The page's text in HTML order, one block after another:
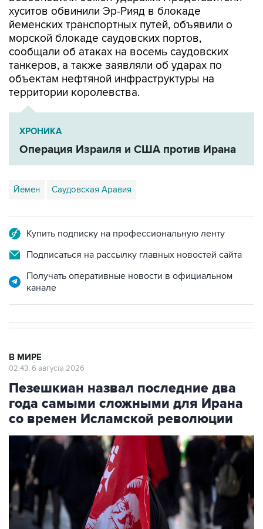
хуситов обвинили Эр-Рияд в блокаде
йеменских транспортных путей, объявили о
морской блокаде саудовских портов,
сообщали об атаках на восемь саудовских
танкеров, а также заявляли об ударах по
объектам нефтяной инфраструктуры на
территории королевства.
ХРОНИКА
Операция Израиля и США против Ирана
Йемен Саудовская Аравия
Купить подписку на профессиональную ленту
Подписаться на рассылку главных новостей сайта
Получать оперативные новости в официальном
канале
В МИРЕ
02:43, 6 августа 2026
Пезешкиан назвал последние два
года самыми сложными для Ирана
со времен Исламской революции